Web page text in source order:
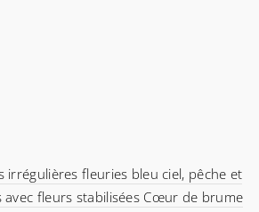
irrégulières fleuries bleu ciel, pêche et
avec fleurs stabilisées Cœur de brume